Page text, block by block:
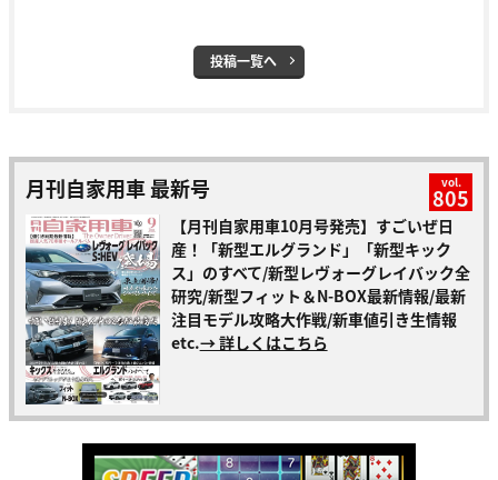
投稿一覧へ
月刊自家用車 最新号 vol.
805
【月刊自家用車10月号発売】すごいぜ日
産！「新型エルグランド」「新型キック
ス」のすべて/新型レヴォーグレイバック全
研究/新型フィット＆N-BOX最新情報/最新
注目モデル攻略大作戦/新車値引き生情報
etc.→ 詳しくはこちら